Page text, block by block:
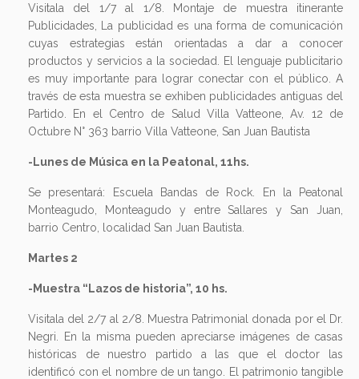
Visitala del 1/7 al 1/8. Montaje de muestra itinerante
Publicidades, La publicidad es una forma de comunicación
cuyas estrategias están orientadas a dar a conocer
productos y servicios a la sociedad. El lenguaje publicitario
es muy importante para lograr conectar con el público. A
través de esta muestra se exhiben publicidades antiguas del
Partido. En el Centro de Salud Villa Vatteone, Av. 12 de
Octubre N° 363 barrio Villa Vatteone, San Juan Bautista
-Lunes de Música en la Peatonal, 11hs.
Se presentará: Escuela Bandas de Rock. En la Peatonal
Monteagudo, Monteagudo y entre Sallares y San Juan,
barrio Centro, localidad San Juan Bautista.
Martes 2
-Muestra “Lazos de historia”, 10 hs.
Visitala del 2/7 al 2/8. Muestra Patrimonial donada por el Dr.
Negri. En la misma pueden apreciarse imágenes de casas
históricas de nuestro partido a las que el doctor las
identificó con el nombre de un tango. El patrimonio tangible